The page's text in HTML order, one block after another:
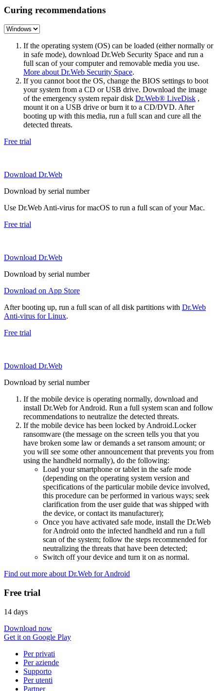
Curing recommendations
If the operating system (OS) can be loaded (either normally or
in safe mode), download Dr.Web Security Space and run a
full scan of your computer and removable media you use.
More about Dr.Web Security Space.
If you cannot boot the OS, change the BIOS settings to boot
your system from a CD or USB drive. Download the image
of the emergency system repair disk Dr.Web® LiveDisk ,
mount it on a USB drive or burn it to a CD/DVD. After
booting up with this media, run a full scan and cure all the
detected threats.
Free trial
Download Dr.Web
Download by serial number
Use Dr.Web Anti-virus for macOS to run a full scan of your Mac.
Free trial
Download Dr.Web
Download by serial number
Download on App Store
After booting up, run a full scan of all disk partitions with Dr.Web
Anti-virus for Linux.
Free trial
Download Dr.Web
Download by serial number
If the mobile device is operating normally, download and
install Dr.Web for Android. Run a full system scan and follow
recommendations to neutralize the detected threats.
If the mobile device has been locked by Android.Locker
ransomware (the message on the screen tells you that you
have broken some law or demands a set ransom amount; or
you will see some other announcement that prevents you from
using the handheld normally), do the following:
Load your smartphone or tablet in the safe mode
(depending on the operating system version and
specifications of the particular mobile device involved,
this procedure can be performed in various ways; seek
clarification from the user guide that was shipped with
the device, or contact its manufacturer);
Once you have activated safe mode, install the Dr.Web
for Android onto the infected handheld and run a full
scan of the system; follow the steps recommended for
neutralizing the threats that have been detected;
Switch off your device and turn it on as normal.
Find out more about Dr.Web for Android
Free trial
14 days
Download now
Get it on Google Play
Per privati
Per aziende
Supporto
Per utenti
Partner